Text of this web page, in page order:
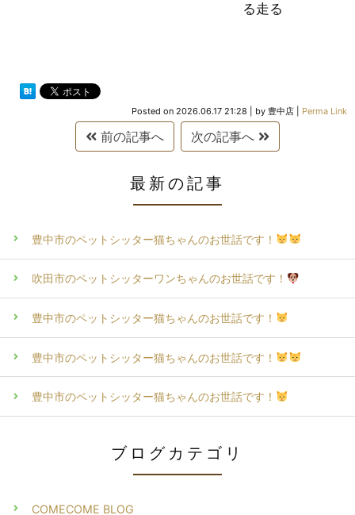
る走る
Posted on 2026.06.17 21:28 by 豊中店 Perma Link
前の記事へ 次の記事へ
最新の記事
豊中市のペットシッター猫ちゃんのお世話です！
吹田市のペットシッターワンちゃんのお世話です！
豊中市のペットシッター猫ちゃんのお世話です！
豊中市のペットシッター猫ちゃんのお世話です！
豊中市のペットシッター猫ちゃんのお世話です！
ブログカテゴリ
COMECOME BLOG